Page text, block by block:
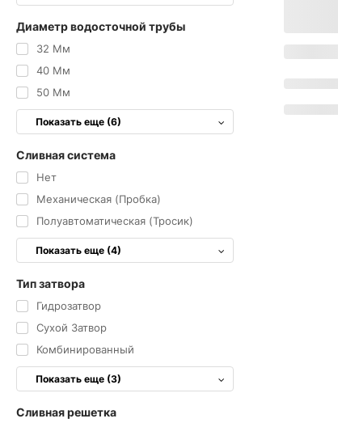
Диаметр водосточной трубы
32 Мм
40 Мм
50 Мм
Показать еще (6)
Сливная система
Нет
Механическая (пробка)
Полуавтоматическая (тросик)
Показать еще (4)
Тип затвора
Гидрозатвор
Сухой Затвор
Комбинированный
Показать еще (3)
Сливная решетка